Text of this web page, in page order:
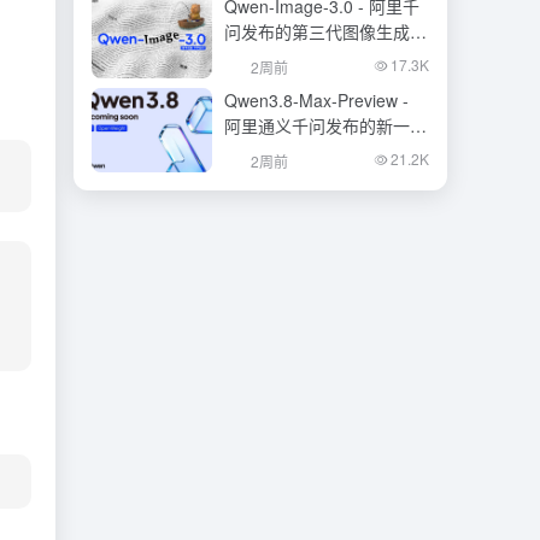
Qwen-Image-3.0 - 阿里千
问发布的第三代图像生成基
础模型
2周前 17.3K
Qwen3.8-Max-Preview -
阿里通义千问发布的新一代
旗舰大模型
2周前 21.2K